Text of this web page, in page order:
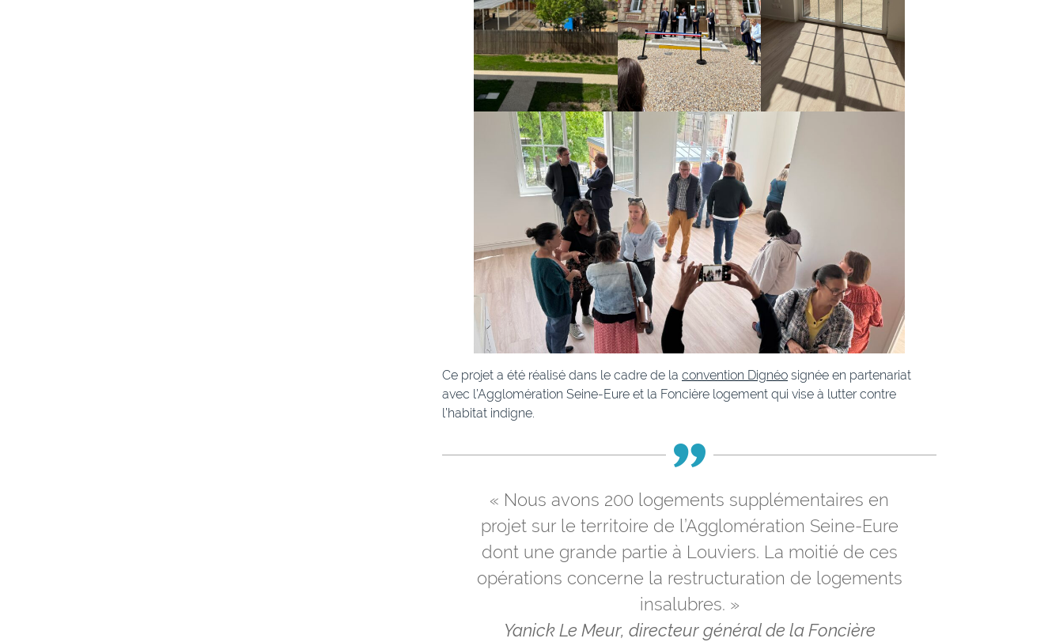
Ce projet a été réalisé dans le cadre de la convention Dignéo signée en partenariat
avec l’Agglomération Seine-Eure et la Foncière logement qui vise à lutter contre
l’habitat indigne.
« Nous avons 200 logements supplémentaires en
projet sur le territoire de l’Agglomération Seine-Eure
dont une grande partie à Louviers. La moitié de ces
opérations concerne la restructuration de logements
insalubres. »
Yanick Le Meur, directeur général de la Foncière